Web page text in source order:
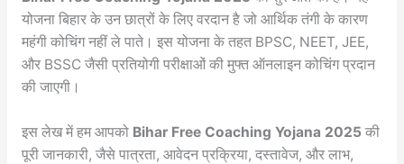
योजना बिहार के उन छात्रों के लिए वरदान है जो आर्थिक तंगी के कारण
महंगी कोचिंग नहीं ले पाते। इस योजना के तहत BPSC, NEET, JEE,
और BSSC जैसी प्रतियोगी परीक्षाओं की मुफ्त ऑनलाइन कोचिंग प्रदान
की जाएगी।
इस लेख में हम आपको Bihar Free Coaching Yojana 2025 की
पूरी जानकारी, जैसे पात्रता, आवेदन प्रक्रिया, दस्तावेज, और लाभ,